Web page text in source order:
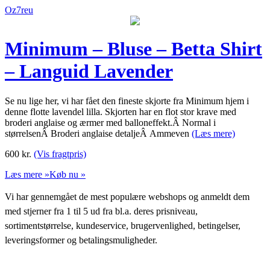
Oz7reu
Minimum – Bluse – Betta Shirt
– Languid Lavender
Se nu lige her, vi har fået den fineste skjorte fra Minimum hjem i
denne flotte lavendel lilla. Skjorten har en flot stor krave med
broderi anglaise og ærmer med balloneffekt.Â Normal i
størrelsenÂ Broderi anglaise detaljeÂ Ammeven (Læs mere)
600 kr. (Vis fragtpris)
Læs mere »Køb nu »
Vi har gennemgået de mest populære webshops og anmeldt dem
med stjerner fra 1 til 5 ud fra bl.a. deres prisniveau,
sortimentstørrelse, kundeservice, brugervenlighed, betingelser,
leveringsformer og betalingsmuligheder.